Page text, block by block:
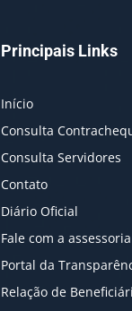
Principais Links
Início
Consulta
Consulta Servidores
Contato
Diário Oficial
Fale com a assessoria
Portal da
Relação de